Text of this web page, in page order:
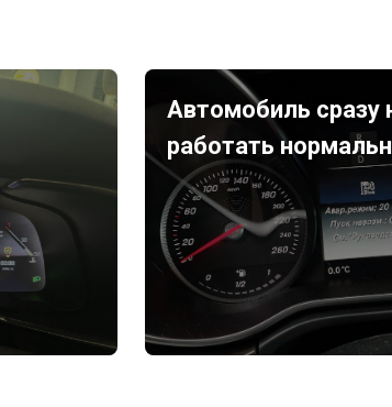
Автомобиль сразу
работать